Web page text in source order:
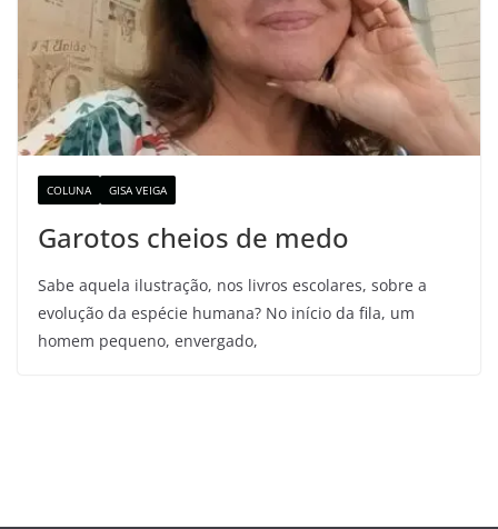
COLUNA GISA VEIGA
Garotos cheios de medo
Sabe aquela ilustração, nos livros escolares, sobre a
evolução da espécie humana? No início da fila, um
homem pequeno, envergado,